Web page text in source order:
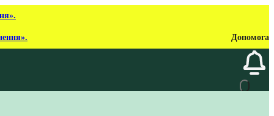
Допомога